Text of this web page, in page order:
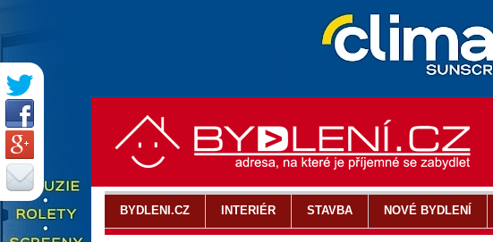
BYDLENI.CZ INTERIÉR STAVBA NOVÉ BYDLENÍ